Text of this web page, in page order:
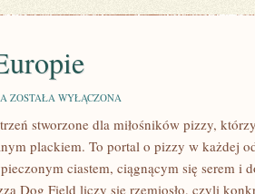
PIZZERIE
EUROPIE
ZOSTAŁA WYŁĄCZONA
stworzone dla miłośników pizzy,
plackiem. To portal o pizzy w każdej
ciastem, ciągnącym się serem i
Dog Field liczy się rzemiosło, czyli